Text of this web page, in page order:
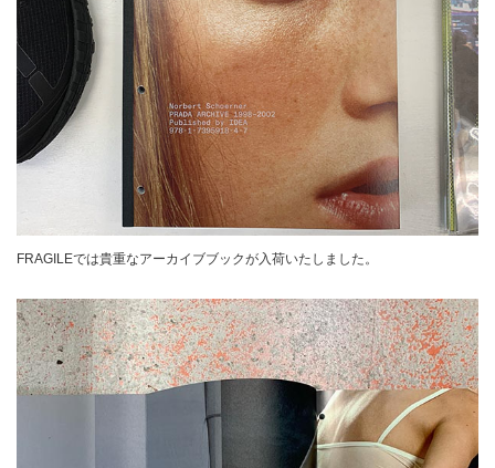
FRAGILEでは貴重なアーカイブブックが入荷いたしました。